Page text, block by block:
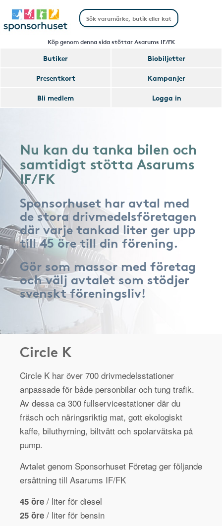
Köp genom denna sida stöttar Asarums IF/FK
Butiker
Biobiljetter
Presentkort
Kampanjer
Bli medlem
Logga in
Nu kan du tanka bilen och
samtidigt stötta Asarums
IF/FK
Sponsorhuset har avtal med
de stora drivmedelsföretagen
där varje tankad liter ger upp
till 45 öre till din förening.
Gör som massor med företag
och välj avtalet som stödjer
svenskt föreningsliv!
Circle K
Circle K har över 700 drivmedelsstationer
anpassade för både personbilar och tung trafik.
Av dessa ca 300 fullservicestationer där du
fräsch och näringsriktig mat, gott ekologiskt
kaffe, biluthyrning, biltvätt och spolarvätska på
pump.
Avtalet genom Sponsorhuset Företag ger följande
ersättning till Asarums IF/FK
45 öre / liter för diesel
25 öre / liter för bensin